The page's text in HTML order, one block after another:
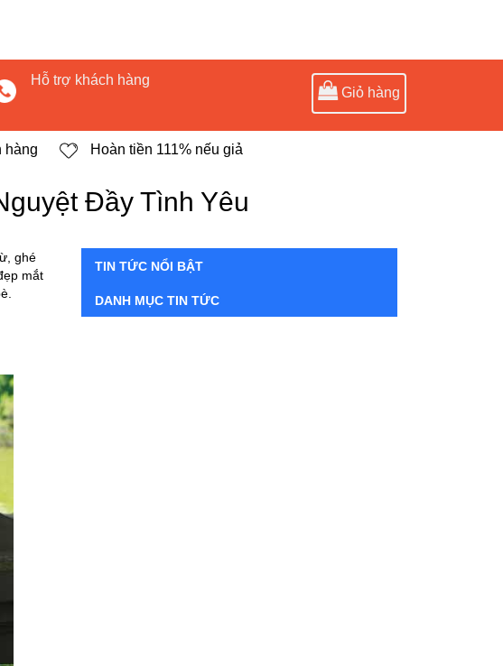
Hỗ trợ khách hàng
Giỏ hàng
hàng Hoàn tiền 111% nếu giả
Đầy Tình Yêu
ghé
mắt
TIN TỨC NỔI BẬT
DANH MỤC TIN TỨC